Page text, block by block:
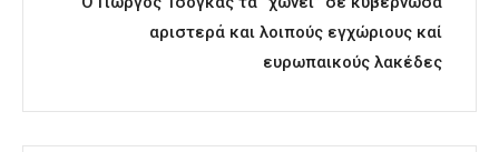
αριστερά και λοιπούς εγχώριους καί
ευρωπαικούς λακέδες